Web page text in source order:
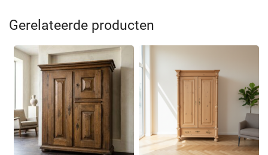
Gerelateerde producten